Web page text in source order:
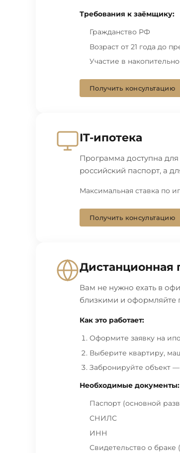
Требования к заёмщику:
Гражданство РФ
Возраст от 21 года до
Участие в
Получить консультацию
IT-ипотека
Программа доступна
российский паспорт, а
Максимальная ставка по
Получить консультацию
Дистанционная
Вам не нужно ехать в
близкими и оформляйте
Как это работает:
Оформите заявку на
Выберите квартиру,
Забронируйте объект
Необходимые документы:
Паспорт (основной
СНИЛС
ИНН
Свидетельство о браке